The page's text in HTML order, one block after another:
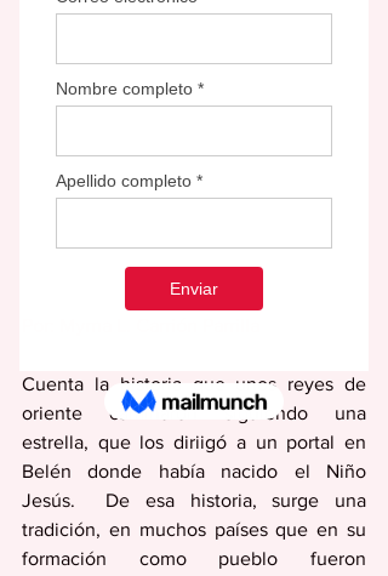
Cuenta la historia que unos reyes de
oriente caminaron siguiendo una
estrella, que los diriigó a un portal en
Belén donde había nacido el Niño
Jesús.  De esa historia, surge una
tradición, en muchos países que en su
formación como pueblo fueron